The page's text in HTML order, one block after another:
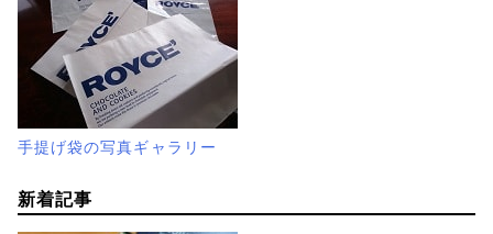
手提げ袋の写真ギャラリー
新着記事